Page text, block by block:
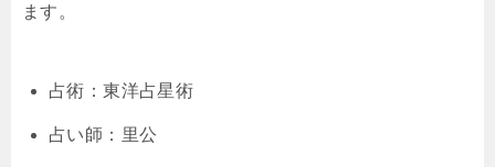
ます。
占術：東洋占星術
占い師：里公